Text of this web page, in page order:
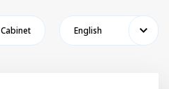
Cabinet English